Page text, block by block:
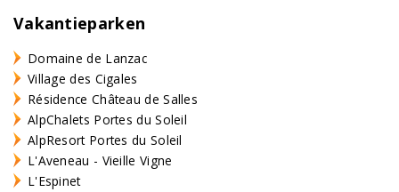
Vakantieparken
Domaine de Lanzac
Village des Cigales
Résidence Château de Salles
AlpChalets Portes du Soleil
AlpResort Portes du Soleil
L'Aveneau - Vieille Vigne
L'Espinet